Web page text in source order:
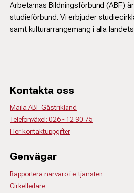
Arbetarnas Bildningsförbund (ABF)
studieförbund. Vi erbjuder
samt kulturarrangemang i alla
Kontakta oss
Maila ABF Gästrikland
Telefonväxel: 026 - 12 90 75
Fler kontaktuppgifter
Genvägar
Rapportera närvaro i e-tjänsten
Cirkelledare